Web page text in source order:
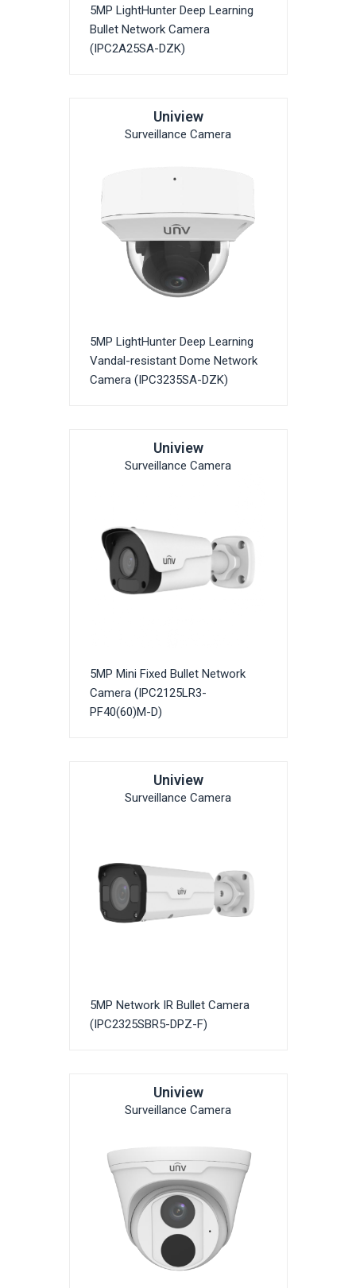
5MP LightHunter Deep Learning
Bullet Network Camera
(IPC2A25SA-DZK)
Uniview
Surveillance Camera
5MP LightHunter Deep Learning
Vandal-resistant Dome Network
Camera (IPC3235SA-DZK)
Uniview
Surveillance Camera
5MP Mini Fixed Bullet Network
Camera (IPC2125LR3-
PF40(60)M-D)
Uniview
Surveillance Camera
5MP Network IR Bullet Camera
(IPC2325SBR5-DPZ-F)
Uniview
Surveillance Camera